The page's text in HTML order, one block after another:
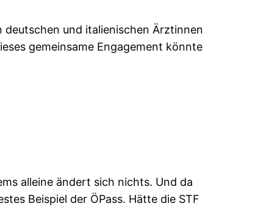
und italienischen Ärztinnen
gemeinsame Engagement könnte
alleine ändert sich nichts. Und da
Beispiel der ÖPass. Hätte die STF